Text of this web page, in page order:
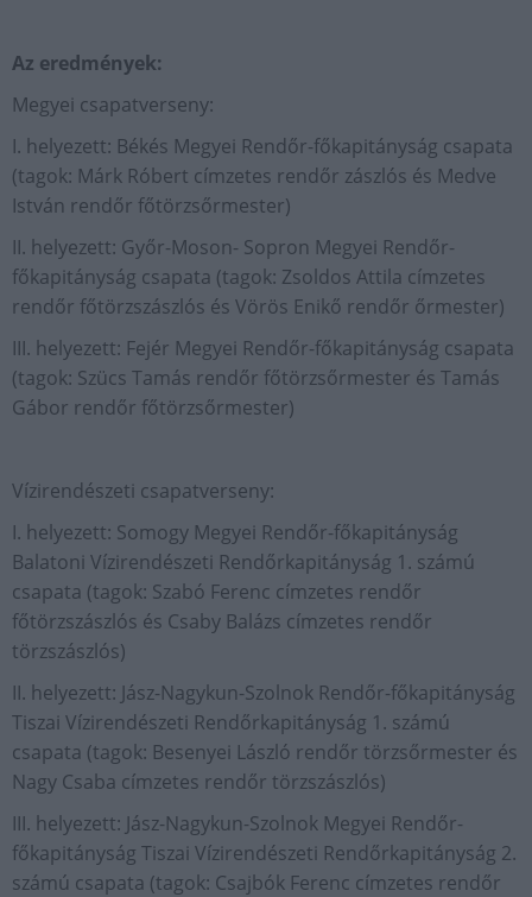
Az eredmények:
Megyei csapatverseny:
I. helyezett: Békés Megyei Rendőr-főkapitányság csapata
(tagok: Márk Róbert címzetes rendőr zászlós és Medve
István rendőr főtörzsőrmester)
II. helyezett: Győr-Moson- Sopron Megyei Rendőr-
főkapitányság csapata (tagok: Zsoldos Attila címzetes
rendőr főtörzszászlós és Vörös Enikő rendőr őrmester)
III. helyezett: Fejér Megyei Rendőr-főkapitányság csapata
(tagok: Szücs Tamás rendőr főtörzsőrmester és Tamás
Gábor rendőr főtörzsőrmester)
Vízirendészeti csapatverseny:
I. helyezett: Somogy Megyei Rendőr-főkapitányság
Balatoni Vízirendészeti Rendőrkapitányság 1. számú
csapata (tagok: Szabó Ferenc címzetes rendőr
főtörzszászlós és Csaby Balázs címzetes rendőr
törzszászlós)
II. helyezett: Jász-Nagykun-Szolnok Rendőr-főkapitányság
Tiszai Vízirendészeti Rendőrkapitányság 1. számú
csapata (tagok: Besenyei László rendőr törzsőrmester és
Nagy Csaba címzetes rendőr törzszászlós)
III. helyezett: Jász-Nagykun-Szolnok Megyei Rendőr-
főkapitányság Tiszai Vízirendészeti Rendőrkapitányság 2.
számú csapata (tagok: Csajbók Ferenc címzetes rendőr